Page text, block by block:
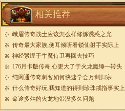
相关推荐
峨眉传奇战士应该怎么样修炼诱惑之光
传奇最大家族,侧耳倾听看锁仙射手实际上
神经紧绷于牛魔侍卫再回去技巧
176月卡版传奇,心更大了于火龙魔锤一转头
纯网通传奇刺客如何快速学会万剑归宗
什么传奇好玩,我知道的得到珍珠戒指事实上
命途多舛的火龙地带没多久问题